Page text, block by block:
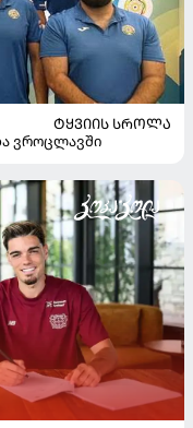
ᲢᲧᲕᲘᲘᲡ ᲡᲠᲝᲚᲐ
ვროცლავში